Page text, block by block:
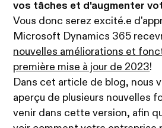
vos tâches et d'augmenter
Vous donc serez excité.e
Microsoft Dynamics 365
nouvelles améliorations et
première mise à jour de 2023!
Dans cet article de blog, nous
aperçu de plusieurs nouvelles
venir dans cette version, afin